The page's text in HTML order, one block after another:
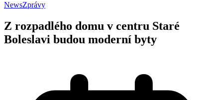
NewsZprávy
Z rozpadlého domu v centru Staré
Boleslavi budou moderní byty